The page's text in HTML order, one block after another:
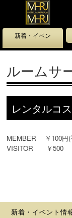
新着・イベン
ト情報
ルームサ
レンタルコ
MEMBER ￥100円(
VISITOR ￥500
新着・イベント情